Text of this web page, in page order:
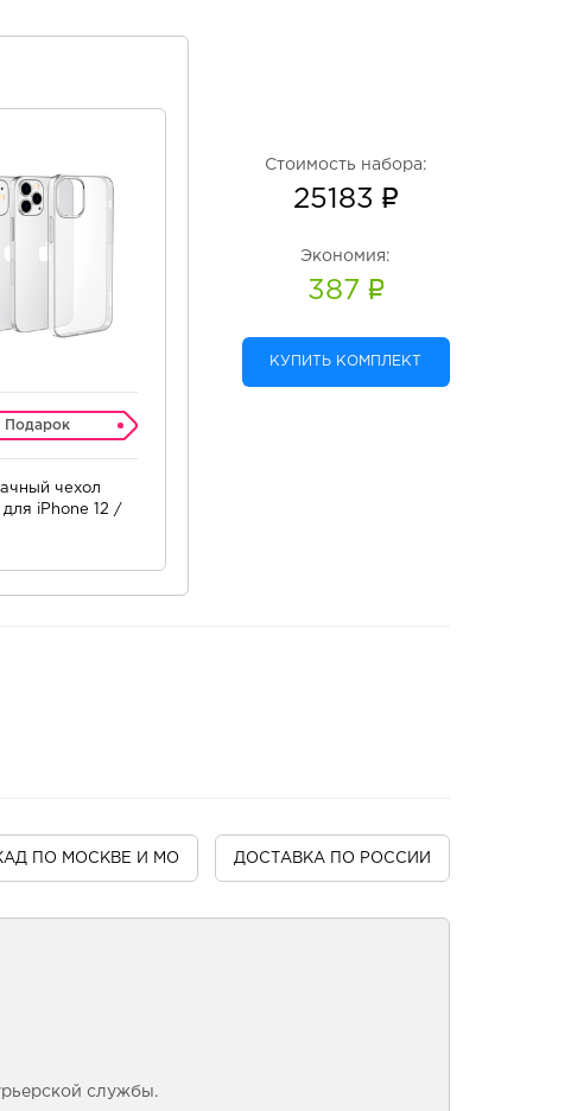
Подарок
чехол
для iPhone 12 /
Стоимость набора:
25183
Экономия:
387
КУПИТЬ КОМПЛЕКТ
ПО МОСКВЕ И МО ДОСТАВКА ПО РОССИИ
службы.